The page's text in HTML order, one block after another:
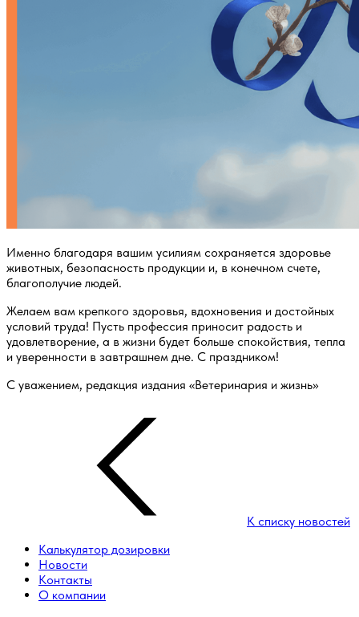
Именно благодаря вашим усилиям сохраняется здоровье
животных, безопасность продукции и, в конечном счете,
благополучие людей.
Желаем вам крепкого здоровья, вдохновения и достойных
условий труда! Пусть профессия приносит радость и
удовлетворение, а в жизни будет больше спокойствия, тепла
и уверенности в завтрашнем дне. С праздником!
С уважением, редакция издания «Ветеринария и жизнь»
К списку новостей
Калькулятор дозировки
Новости
Контакты
О компании